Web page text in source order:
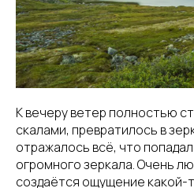
К вечеру ветер полностью
скалами, превратилось в
отражалось всё, что
огромного зеркала. Очень
создаётся ощущение какой-